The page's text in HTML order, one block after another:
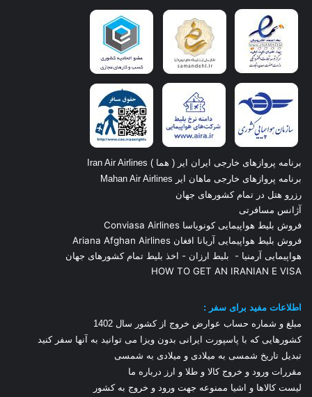
برنامه پروازهای خارجی ایران ایر ( هما ) Iran Air Airlines
برنامه پروازهای خارجی ماهان ایر Mahan Air Airlines
رزرو هتل در تمام کشورهای جهان
آژانس مسافرتی
فروش بلیط هواپیمایی کونویاسا Conviasa Airlines
فروش بلیط هواپیمایی آریانا افغان Ariana Afghan Airlines
هواپیمایی آرمنیا - بلیط ارزان - اخذ بلیط تمام کشورهای جهان
HOW TO GET AN IRANIAN E VISA
اطلاعات مفید برای سفر :
مبلغ و شماره حساب عوارض خروج از کشور سال 1 402
کشورهایی که با پاسپورت ایرانی بدون ویزا می توانید به آنها سفر کنید
تبدیل تاریخ شمسی به میلادی و میلادی به شمسی
مقررات ورود و خروج کالا و طلا و ارز درباره ما
لیست کالاها و اشیا ممنوعه جهت ورود و خروج به کشور